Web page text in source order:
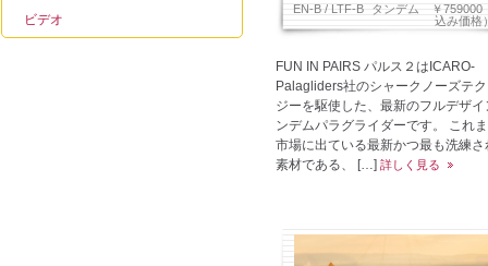
ビデオ
EN-B / LTF-B タンデム
￥759000
込み価格
FUN IN PAIRS パルス２はICARO-
Palagliders社のシャークノーズテ
ジーを駆使した、最新のフルデザイ
ンデムパラグライダーです。 これ
市場に出ている最新かつ最も洗練さ
素材である、 […] 詳しく見る